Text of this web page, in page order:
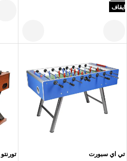
ايقاف
تي اي سبورت
تورنتو